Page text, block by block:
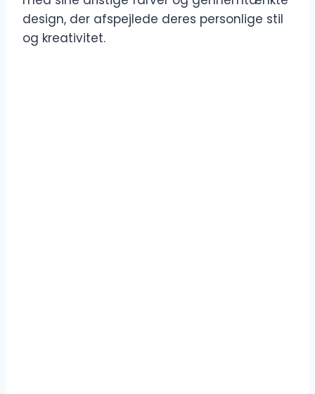
design, der afspejlede deres personlige stil
og kreativitet.